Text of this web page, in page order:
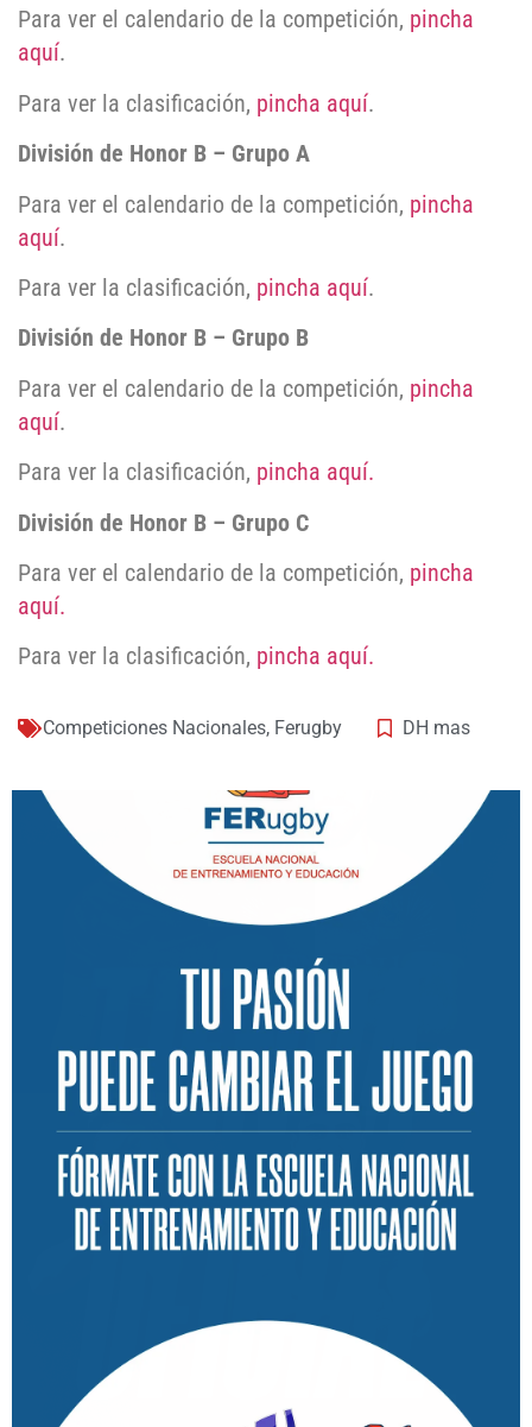
Para ver el calendario de la competición, pincha
aquí.
Para ver la clasificación, pincha aquí.
División de Honor B – Grupo A
Para ver el calendario de la competición, pincha
aquí.
Para ver la clasificación, pincha aquí.
División de Honor B – Grupo B
Para ver el calendario de la competición, pincha
aquí.
Para ver la clasificación, pincha aquí.
División de Honor B – Grupo C
Para ver el calendario de la competición, pincha
aquí.
Para ver la clasificación, pincha aquí.
Competiciones Nacionales, Ferugby DH mas